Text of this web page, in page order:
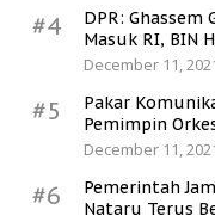
#4
DPR:
Masuk RI, BIN
December 11,
#5
Pakar
Pemimpin
December 11,
#6
Pemerintah
Nataru Terus